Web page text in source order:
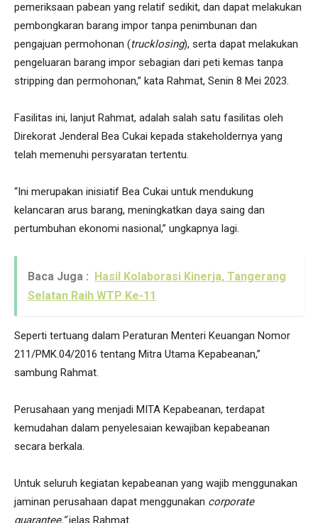
pemeriksaan pabean yang relatif sedikit, dan dapat melakukan
pembongkaran barang impor tanpa penimbunan dan
pengajuan permohonan (trucklosing), serta dapat melakukan
pengeluaran barang impor sebagian dari peti kemas tanpa
stripping dan permohonan,” kata Rahmat, Senin 8 Mei 2023.
Fasilitas ini, lanjut Rahmat, adalah salah satu fasilitas oleh
Direkorat Jenderal Bea Cukai kepada stakeholdernya yang
telah memenuhi persyaratan tertentu.
“Ini merupakan inisiatif Bea Cukai untuk mendukung
kelancaran arus barang, meningkatkan daya saing dan
pertumbuhan ekonomi nasional,” ungkapnya lagi.
Baca Juga :
Hasil Kolaborasi Kinerja, Tangerang
Selatan Raih WTP Ke-11
Seperti tertuang dalam Peraturan Menteri Keuangan Nomor
211/PMK.04/2016 tentang Mitra Utama Kepabeanan,”
sambung Rahmat.
Perusahaan yang menjadi MITA Kepabeanan, terdapat
kemudahan dalam penyelesaian kewajiban kepabeanan
secara berkala.
Untuk seluruh kegiatan kepabeanan yang wajib menggunakan
jaminan perusahaan dapat menggunakan corporate